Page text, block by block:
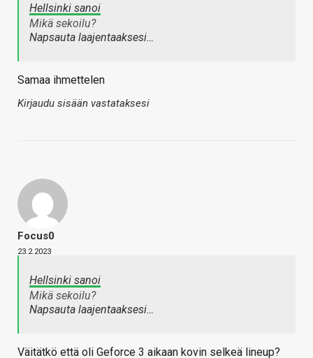
Hellsinki sanoi
Mikä sekoilu?
Napsauta laajentaaksesi…
Samaa ihmettelen
Kirjaudu sisään vastataksesi
Focus0
23.2.2023
Hellsinki sanoi
Mikä sekoilu?
Napsauta laajentaaksesi…
Väitätkö että oli Geforce 3 aikaan kovin selkeä lineup?